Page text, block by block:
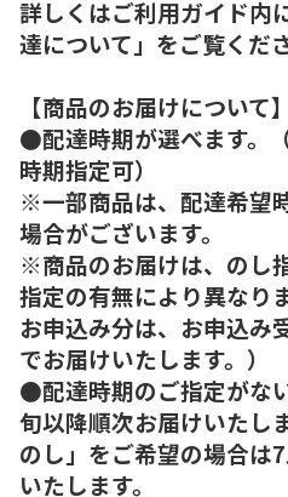
詳しくはご利用ガイド内
達について」をご覧くだ
【商品のお届けについて】
●配達時期が選べます。
時期指定可）
※一部商品は、配達希望
場合がございます。
※商品のお届けは、のし
指定の有無により異なり
お申込み分は、お申込み
でお届けいたします。）
●配達時期のご指定がな
旬以降順次お届けいたし
のし」をご希望の場合は
いたします。